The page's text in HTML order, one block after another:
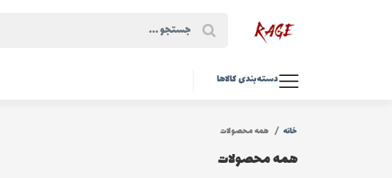
دسته‌بندی کالاها
خانه همه محصولات
همه محصولات